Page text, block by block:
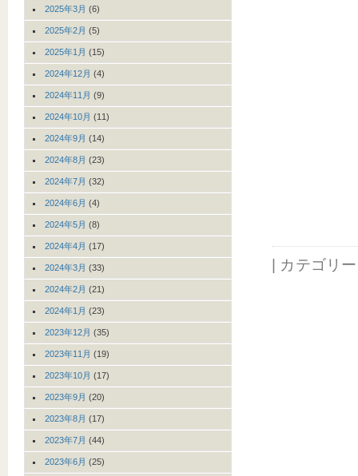
| カテゴリ
2025年3月 (6)
2025年2月 (5)
2025年1月 (15)
2024年12月 (4)
2024年11月 (9)
2024年10月 (11)
2024年9月 (14)
2024年8月 (23)
2024年7月 (32)
2024年6月 (4)
2024年5月 (8)
2024年4月 (17)
2024年3月 (33)
2024年2月 (21)
2024年1月 (23)
2023年12月 (35)
2023年11月 (19)
2023年10月 (17)
2023年9月 (20)
2023年8月 (17)
2023年7月 (44)
2023年6月 (25)